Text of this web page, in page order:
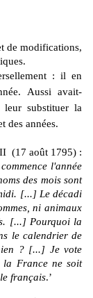
de modifications,
: il en
Aussi avait-
substituer la
des années.
(17 août 1795) :
l'année
des mois sont
[...] Le décadi
ni animaux
[...] Pourquoi la
le calendrier de
? [...] Je vote
la France ne soit
français.’